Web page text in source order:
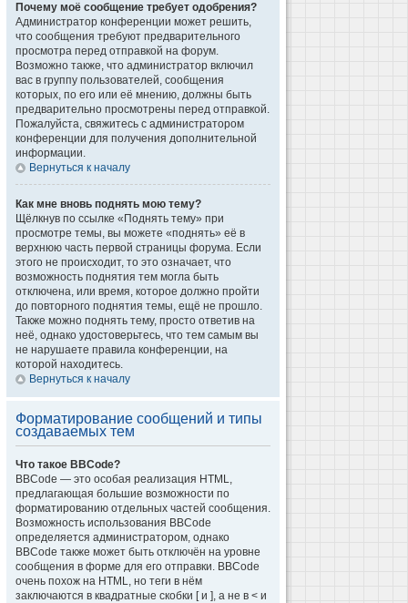
Почему моё сообщение требует одобрения?
Администратор конференции может решить,
что сообщения требуют предварительного
просмотра перед отправкой на форум.
Возможно также, что администратор включил
вас в группу пользователей, сообщения
которых, по его или её мнению, должны быть
предварительно просмотрены перед отправкой.
Пожалуйста, свяжитесь с администратором
конференции для получения дополнительной
информации.
Вернуться к началу
Как мне вновь поднять мою тему?
Щёлкнув по ссылке «Поднять тему» при
просмотре темы, вы можете «поднять» её в
верхнюю часть первой страницы форума. Если
этого не происходит, то это означает, что
возможность поднятия тем могла быть
отключена, или время, которое должно пройти
до повторного поднятия темы, ещё не прошло.
Также можно поднять тему, просто ответив на
неё, однако удостоверьтесь, что тем самым вы
не нарушаете правила конференции, на
которой находитесь.
Вернуться к началу
Форматирование сообщений и типы
создаваемых тем
Что такое BBCode?
BBCode — это особая реализация HTML,
предлагающая большие возможности по
форматированию отдельных частей сообщения.
Возможность использования BBCode
определяется администратором, однако
BBCode также может быть отключён на уровне
сообщения в форме для его отправки. BBCode
очень похож на HTML, но теги в нём
заключаются в квадратные скобки [ и ], а не в < и